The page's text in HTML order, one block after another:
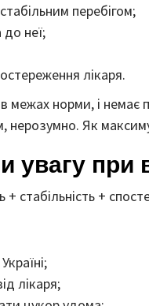
перебігом;
до неї;
лікаря.
межах норми, і немає
нерозумно. Як
увагу при
стабільність +
лікаря;